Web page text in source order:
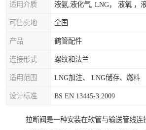
适用介质 液氨,液化气, LNG， 液氧 ，
可售卖地 全国
产品 鹤管配件
连接形式 螺纹和法兰
适用范围 LNG加注、 LNG储存、燃料
设计标准 BS EN 13445-3:2009
拉断阀是一种安装在软管与输送管线连